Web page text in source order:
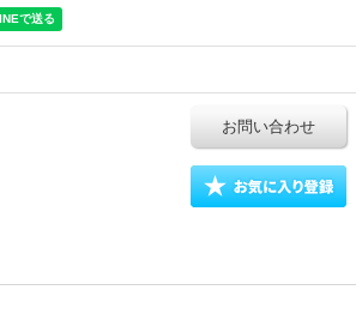
お問い合わせ